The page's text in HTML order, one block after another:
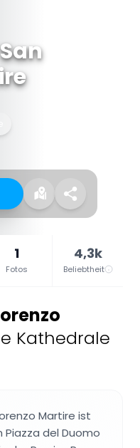
1
Fotos
4,3k
Beliebtheit
Kathedrale
Martire ist
Piazza del Duomo